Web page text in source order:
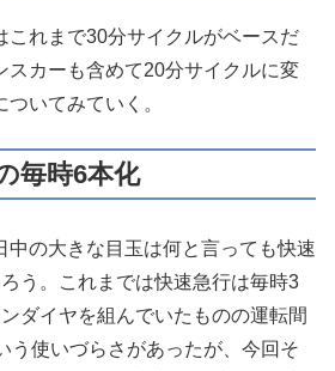
これまで30分サイクルがベースだ
スカーも含めて20分サイクルに変
いてみていく。
毎時6本化
中の大きな目玉は何と言っても快速
う。これまでは快速急行は毎時3
ダイヤを組んでいたものの運転間
う使いづらさがあったが、今回そ